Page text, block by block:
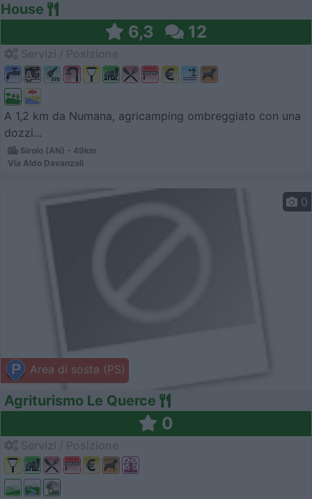
House
6,3 12
A 1,2 km da Numana, agricamping ombreggiato con una
dozzi...
Sirolo (AN) - 49km
Via Aldo Davanzali
Area di sosta (PS)
0
Agriturismo Le Querce
0